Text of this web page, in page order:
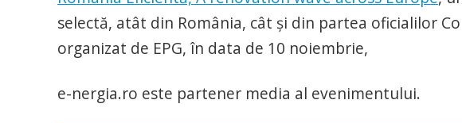
selectă, atât din România, cât și din partea oficialilor
organizat de EPG, în data de 10 noiembrie,
e-nergia.ro este partener media al evenimentului.